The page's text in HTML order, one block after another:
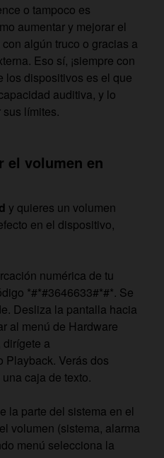
o tampoco es
aumentar y mejorar el
algún truco o gracias a
Eso sí, ¡siempre con
los dispositivos es el que
auditiva, y lo
límites.
el volumen en
y quieres un volumen
en el dispositivo,
numérica de tu
*#*#3646633#*#*. Se
Desliza la pantalla hacia
al menú de Hardware
dirígete a
Playback. Verás dos
caja de texto.
la parte del sistema en el
volumen (sistema, alarma
menú selecciona la